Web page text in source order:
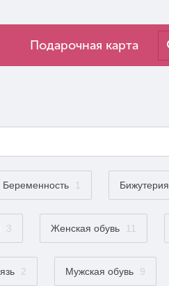
Подарочная карта
Беременность 1 Бижутерия
3 Женская обувь 11
2 Мужская обувь 9